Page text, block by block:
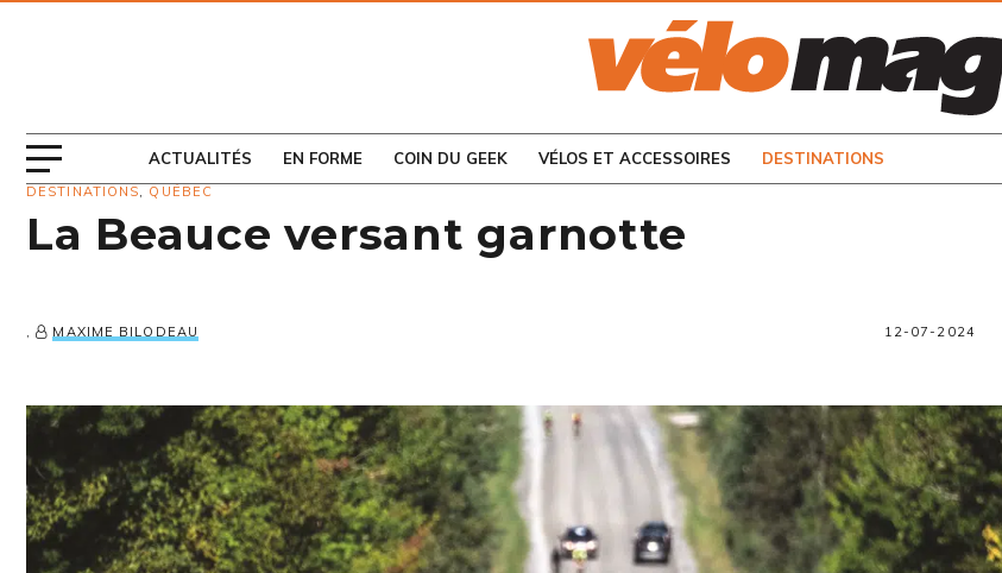
ACTUALITÉS EN FORME COIN DU GEEK VÉLOS ET ACCESSOIRES DESTINATIONS
CONSULTEZ LES
DESTINATIONS, QUÉBEC
La Beauce versant garnotte
, MAXIME BILODEAU 12-07-2024